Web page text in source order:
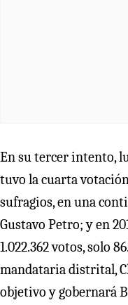
En su tercer intento,
tuvo la cuarta
sufragios, en una
Gustavo Petro; y en
1.022.362 votos, solo
mandataria distrital,
objetivo y gobernará